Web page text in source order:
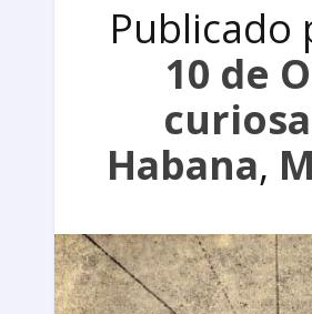
Publicado
10 de
curiosa
Habana,